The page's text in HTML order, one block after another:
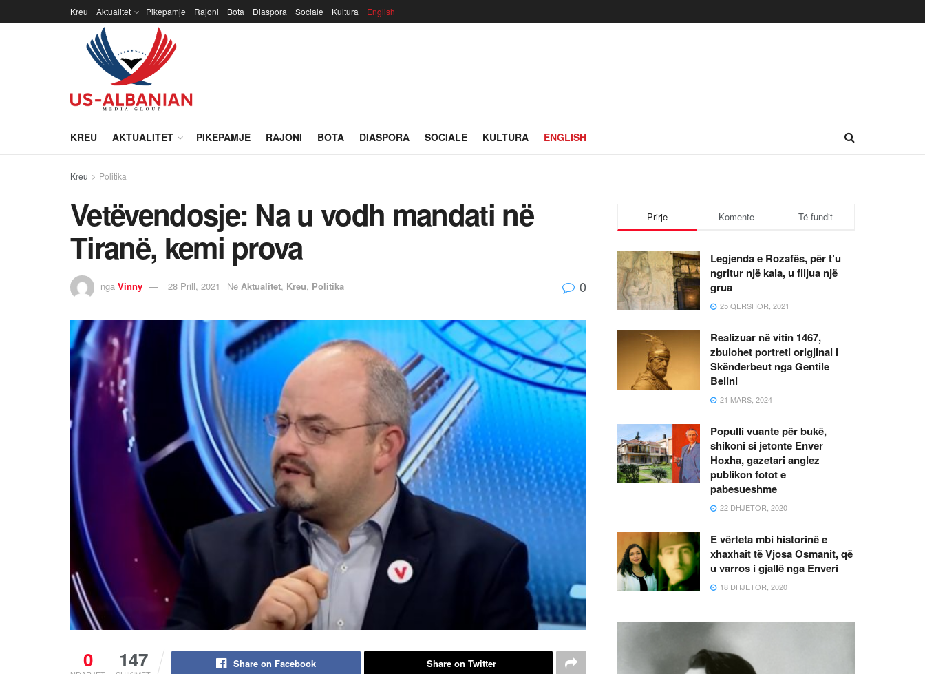
Kreu Aktualitet Pikepamje Rajoni Bota Diaspora Sociale Kultura English
KREU AKTUALITET PIKEPAMJE RAJONI BOTA DIASPORA SOCIALE KULTURA ENGLISH
Kreu Politika
Vetëvendosje: Na u vodh mandati në
Tiranë, kemi prova
nga Vinny 28 Prill, 2021 Në Aktualitet, Kreu, Politika 0
0 147 Share on Facebook Share on Twitter
Prirje Komente Të fundit
Legjenda e Rozafës, për t’u
ngritur një kala, u flijua një
grua
25 QERSHOR, 2021
Realizuar në vitin 1467,
zbulohet portreti origjinal i
Skënderbeut nga Gentile
Belini
21 MARS, 2024
Populli vuante për bukë,
shikoni si jetonte Enver
Hoxha, gazetari anglez
publikon fotot e
pabesueshme
22 DHJETOR, 2020
E vërteta mbi historinë e
xhaxhait të Vjosa Osmanit, që
u varros i gjallë nga Enveri
18 DHJETOR, 2020